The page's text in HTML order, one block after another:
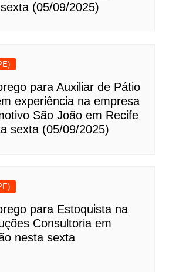
(05/09/2025)
para Auxiliar de Pátio
experiência na empresa
São João em Recife
sexta (05/09/2025)
para Estoquista na
Consultoria em
nesta sexta